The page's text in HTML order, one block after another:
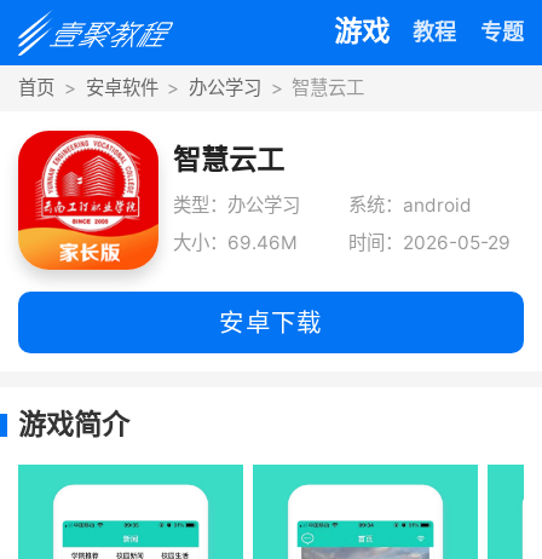
游戏 教程 专题
首页 安卓软件 办公学习 智慧云工
智慧云工
类型：办公学习
系统：android
大小：69.46M
时间：2026-05-29
安卓下载
游戏简介